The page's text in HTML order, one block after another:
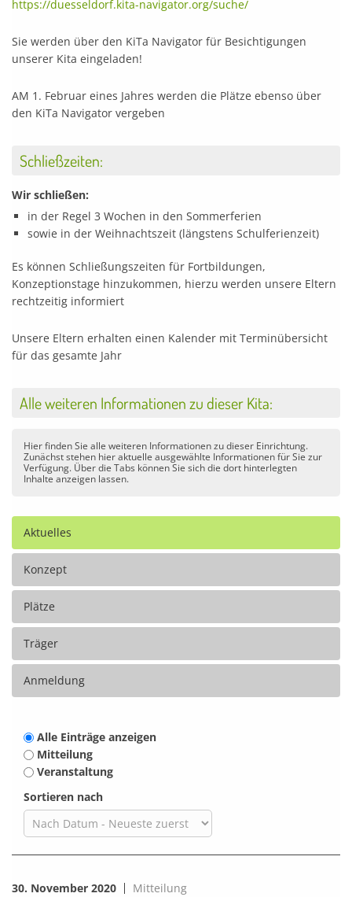
https://duesseldorf.kita-navigator.org/suche/
Sie werden über den KiTa Navigator für Besichtigungen
unserer Kita eingeladen!
AM 1. Februar eines Jahres werden die Plätze ebenso über
den KiTa Navigator vergeben
Schließzeiten:
Wir schließen:
in der Regel 3 Wochen in den Sommerferien
sowie in der Weihnachtszeit (längstens Schulferienzeit)
Es können Schließungszeiten für Fortbildungen,
Konzeptionstage hinzukommen, hierzu werden unsere Eltern
rechtzeitig informiert
Unsere Eltern erhalten einen Kalender mit Terminübersicht
für das gesamte Jahr
Alle weiteren Informationen zu dieser Kita:
Hier finden Sie alle weiteren Informationen zu dieser Einrichtung.
Zunächst stehen hier aktuelle ausgewählte Informationen für Sie zur
Verfügung. Über die Tabs können Sie sich die dort hinterlegten
Inhalte anzeigen lassen.
Aktuelles
Konzept
Plätze
Träger
Anmeldung
Alle Einträge anzeigen
Mitteilung
Veranstaltung
Sortieren nach
30. November 2020 Mitteilung